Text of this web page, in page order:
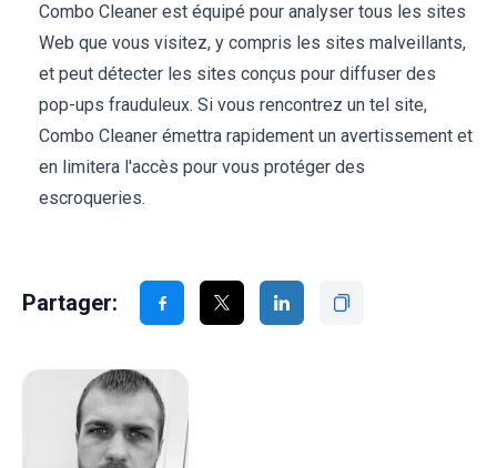
Combo Cleaner est équipé pour analyser tous les sites
Web que vous visitez, y compris les sites malveillants,
et peut détecter les sites conçus pour diffuser des
pop-ups frauduleux. Si vous rencontrez un tel site,
Combo Cleaner émettra rapidement un avertissement et
en limitera l'accès pour vous protéger des
escroqueries.
Partager: